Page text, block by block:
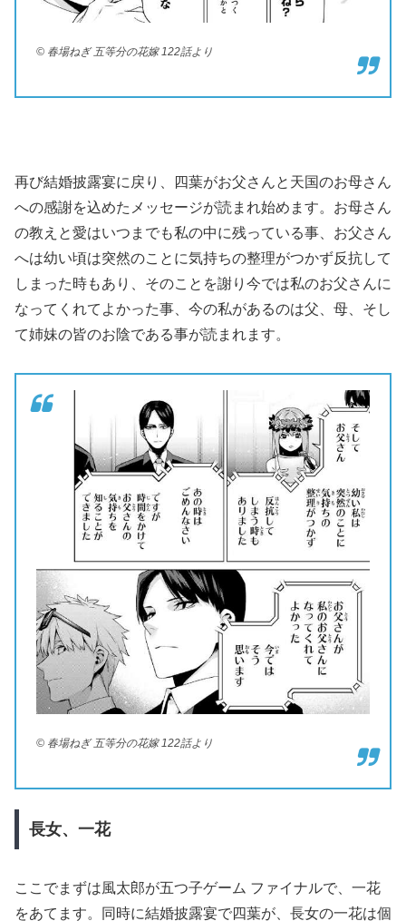
© 春場ねぎ 五等分の花嫁 122話より
再び結婚披露宴に戻り、四葉がお父さんと天国のお母さん
への感謝を込めたメッセージが読まれ始めます。お母さん
の教えと愛はいつまでも私の中に残っている事、お父さん
へは幼い頃は突然のことに気持ちの整理がつかず反抗して
しまった時もあり、そのことを謝り今では私のお父さんに
なってくれてよかった事、今の私があるのは父、母、そし
て姉妹の皆のお陰である事が読まれます。
© 春場ねぎ 五等分の花嫁 122話より
長女、一花
ここでまずは風太郎が五つ子ゲーム ファイナルで、一花
をあてます。同時に結婚披露宴で四葉が、長女の一花は個